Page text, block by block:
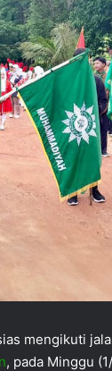
mengikuti
, pada Minggu